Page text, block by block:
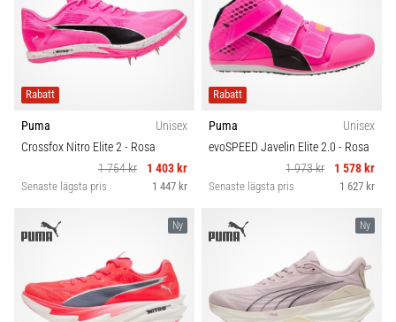
Rabatt
Puma
Unisex
Crossfox Nitro Elite 2- Rosa
1 754 kr
1 403 kr
Senaste lägsta pris 1 447 kr
Rabatt
Puma
Unisex
evoSPEED Javelin Elite 2.0 - Rosa
1 973 kr
1 578 kr
Senaste lägsta pris 1 627 kr
Ny Ny